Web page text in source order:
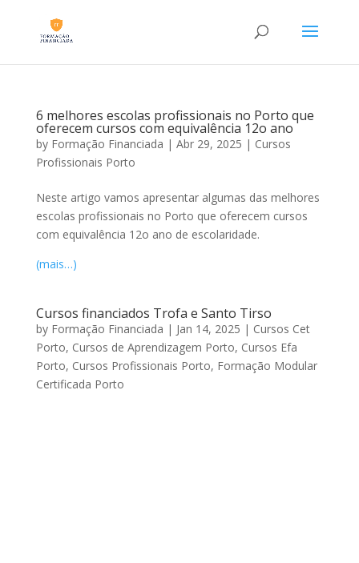
6 melhores escolas profissionais no Porto que
oferecem cursos com equivalência 12o ano
by Formação Financiada | Abr 29, 2025 | Cursos
Profissionais Porto
Neste artigo vamos apresentar algumas das melhores
escolas profissionais no Porto que oferecem cursos
com equivalência 12o ano de escolaridade.
(mais…)
Cursos financiados Trofa e Santo Tirso
by Formação Financiada | Jan 14, 2025 | Cursos Cet
Porto, Cursos de Aprendizagem Porto, Cursos Efa
Porto, Cursos Profissionais Porto, Formação Modular
Certificada Porto